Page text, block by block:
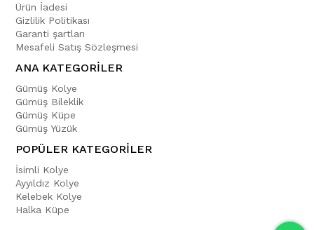
Ürün İadesi
Gizlilik Politikası
Garanti şartları
Mesafeli Satış Sözleşmesi
ANA KATEGORİLER
Gümüş Kolye
Gümüş Bileklik
Gümüş Küpe
Gümüş Yüzük
POPÜLER KATEGORİLER
İsimli Kolye
Ayyıldız Kolye
Kelebek Kolye
Halka Küpe